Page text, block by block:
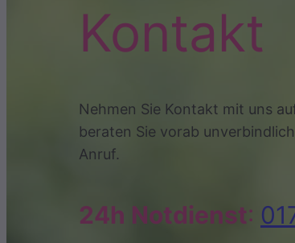
Kontakt
Nehmen Sie Kontakt mit uns
beraten Sie vorab
Anruf.
24h Notdienst: